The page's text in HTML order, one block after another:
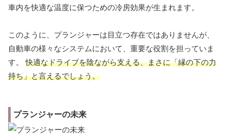
車内を快適な温度に保つための冷房効果が生まれます。
このように、プランジャーは目立つ存在ではありませんが、
自動車の様々なシステムにおいて、重要な役割を担っていま
す。快適なドライブを陰ながら支える、まさに「縁の下の力
持ち」と言えるでしょう。
プランジャーの未来